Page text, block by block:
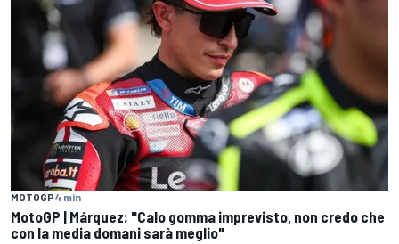
MOTOGP4 min
MotoGP | Márquez: "Calo gomma imprevisto, non credo che
con la media domani sarà meglio"